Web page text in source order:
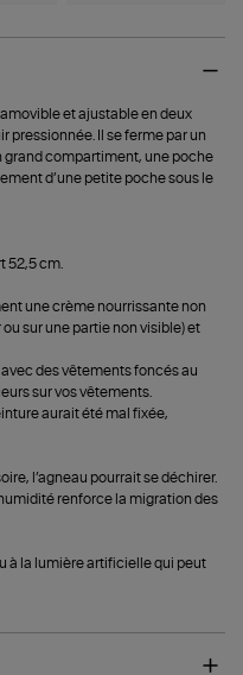
et ajustable en deux
pressionnée. Il se ferme par un
grand compartiment, une poche
d’une petite poche sous le
52,5 cm.
une crème nourrissante non
sur une partie non visible) et
des vêtements foncés au
sur vos vêtements.
aurait été mal fixée,
l’agneau pourrait se déchirer.
renforce la migration des
à la lumière artificielle qui peut